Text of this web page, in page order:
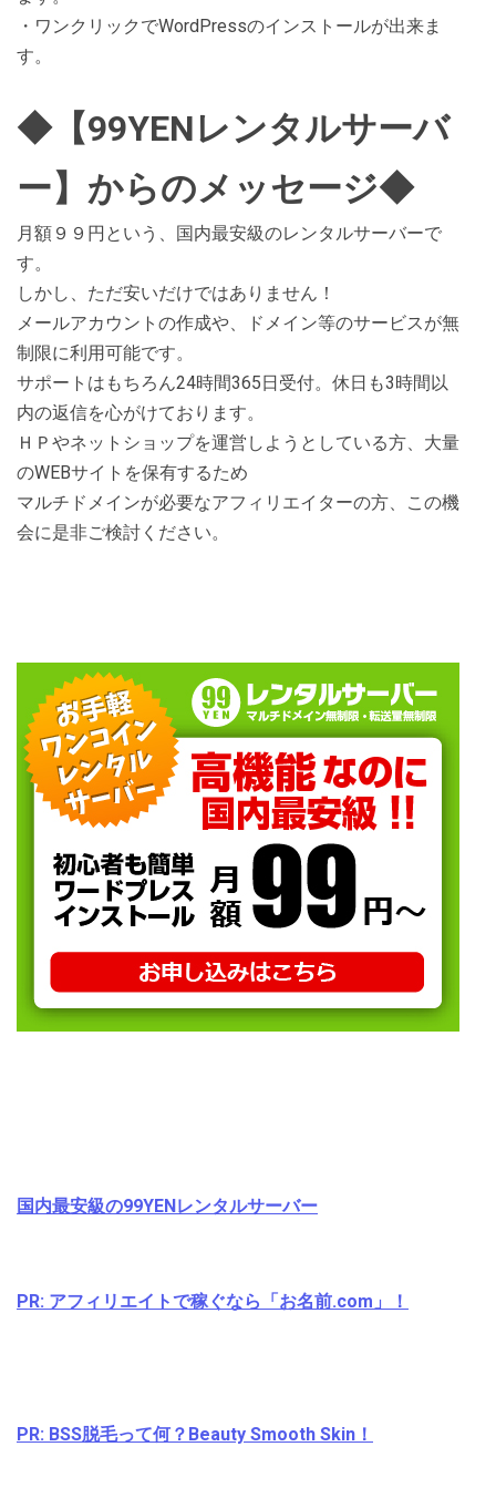
・ワンクリックでWordPressのインストールが出来ま
す。
◆【99YENレンタルサーバ
ー】からのメッセージ◆
月額９９円という、国内最安級のレンタルサーバーで
す。
しかし、ただ安いだけではありません！
メールアカウントの作成や、ドメイン等のサービスが無
制限に利用可能です。
サポートはもちろん24時間365日受付。休日も3時間以
内の返信を心がけております。
ＨＰやネットショップを運営しようとしている方、大量
のWEBサイトを保有するため
マルチドメインが必要なアフィリエイターの方、この機
会に是非ご検討ください。
国内最安級の99YENレンタルサーバー
PR: アフィリエイトで稼ぐなら「お名前.com」！
PR: BSS脱毛って何？Beauty Smooth Skin！